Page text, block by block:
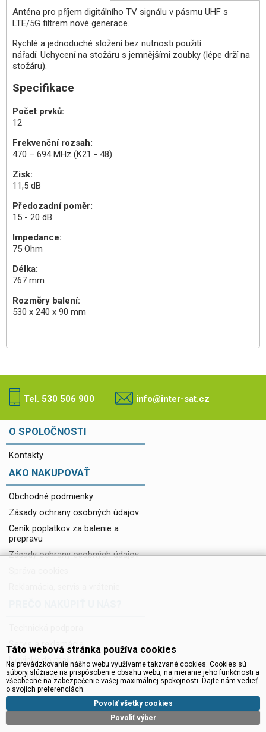
Anténa pro příjem digitálního TV signálu v pásmu UHF s
LTE/5G filtrem nové generace.
Rychlé a jednoduché složení bez nutnosti použití
nářadí. Uchycení na stožáru s jemnějšími zoubky (lépe drží na
stožáru).
Specifikace
Počet prvků:
12
Frekvenční rozsah:
470 – 694 MHz (K21 - 48)
Zisk:
11,5 dB
Předozadní poměr:
15 - 20 dB
Impedance:
75 Ohm
Délka:
767 mm
Rozměry balení:
530 x 240 x 90 mm
Tel. 530 506 900 info@inter-sat.cz
O SPOLOČNOSTI
Kontakty
AKO NAKUPOVAŤ
Obchodné podmienky
Zásady ochrany osobných údajov
Ceník poplatkov za balenie a
prepravu
Zásady ochrany osobných údajov
Servis a reklamácie
Novinky do mailu
Na stiahnutie
Táto webová stránka používa cookies
Na prevádzkovanie nášho webu využívame takzvané cookies. Cookies sú
súbory slúžiace na prispôsobenie obsahu webu, na meranie jeho funkčnosti a
všeobecne na zabezpečenie vašej maximálnej spokojnosti. Dajte nám vedieť
o svojich preferenciách.
Povoliť výber
Povoliť všetky cookies